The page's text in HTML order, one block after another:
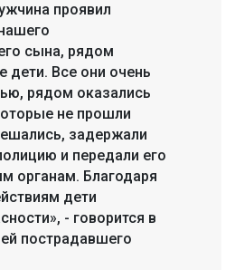
проявил
сына, рядом
дети. Все они очень
рядом оказались
не прошли
задержали
и передали его
органам. Благодаря
дети
- говорится в
пострадавшего